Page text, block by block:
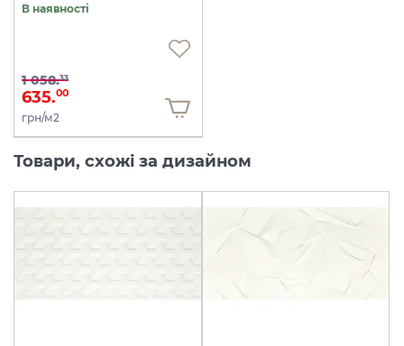
В наявності
1 058.33
635.00
грн/м2
Товари, схожі за дизайном